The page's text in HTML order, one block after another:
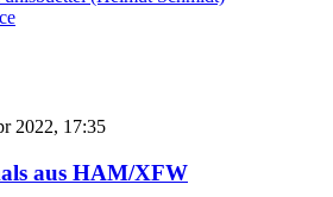
2022, 17:35
aus HAM/XFW